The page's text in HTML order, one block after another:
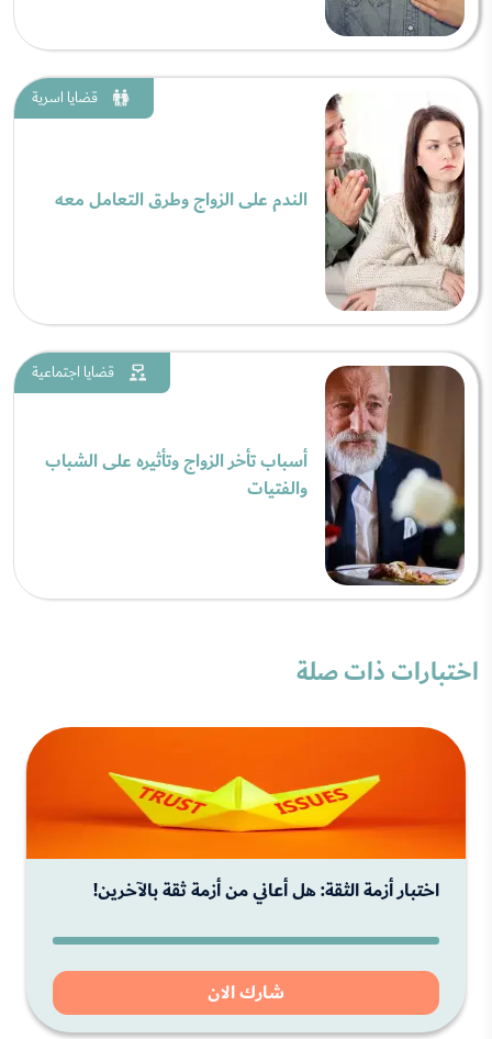
قضايا اسرية
الندم على الزواج وطرق التعامل معه
قضايا اجتماعية
أسباب تأخر الزواج وتأثيره على الشباب
والفتيات
اختبارات ذات صلة
اختبار أزمة الثقة: هل أعاني من أزمة ثقة بالآخرين!
شارك الان